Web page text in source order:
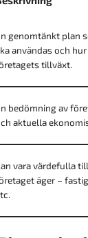
genomtänkt plan
användas och
tillväxt.
bedömning av
aktuella
vara värdefulla
äger –